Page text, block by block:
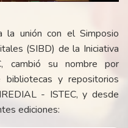
unión con el Simposio
(SIBD) de la Iniciativa
cambió su nombre por
bibliotecas y repositorios
- ISTEC, y desde
ediciones: